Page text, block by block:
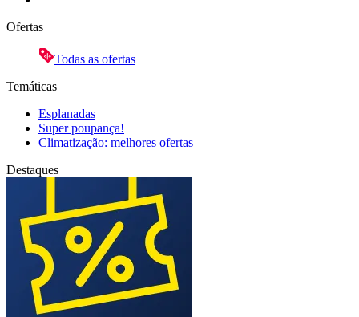
Ofertas
Todas as ofertas
Temáticas
Esplanadas
Super poupança!
Climatização: melhores ofertas
Destaques